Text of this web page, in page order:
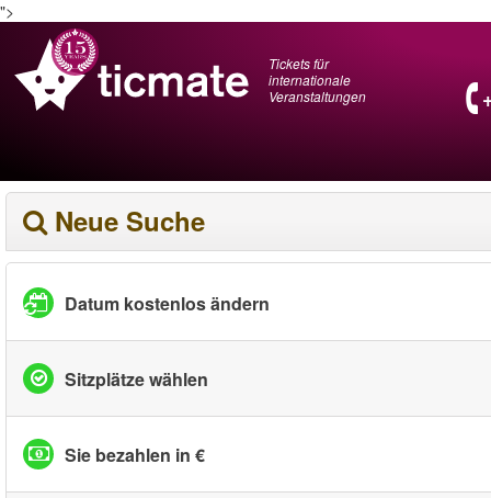
">
Tickets für
internationale
Veranstaltungen
Neue Suche
Datum kostenlos ändern
Sitzplätze wählen
Sie bezahlen in €